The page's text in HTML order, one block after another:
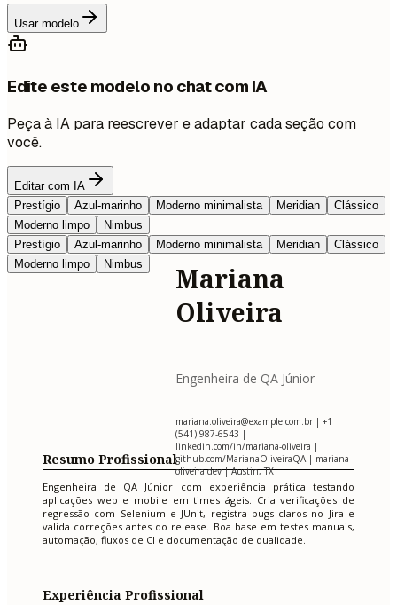
Usar modelo
Edite este modelo no chat com IA
Peça à IA para reescrever e adaptar cada seção com
você.
Editar com IA
Prestígio
Azul-marinho Moderno minimalista Meridian
Clássico
Moderno limpo
Nimbus
Prestígio
Azul-marinho Moderno minimalista Meridian
Clássico
Moderno limpo
Nimbus
Mariana
Oliveira
Engenheira de QA Júnior
mariana.oliveira@example.com.br | +1
(541) 987-6543 |
linkedin.com/in/mariana-oliveira |
github.com/MarianaOliveiraQA | mariana-
oliveira.dev | Austin, TX
Resumo Profissional
Engenheira de QA Júnior com experiência prática testando
aplicações web e mobile em times ágeis. Cria verificações de
regressão com Selenium e JUnit, registra bugs claros no Jira e
valida correções antes do release. Boa base em testes manuais,
automação, fluxos de CI e documentação de qualidade.
Experiência Profissional